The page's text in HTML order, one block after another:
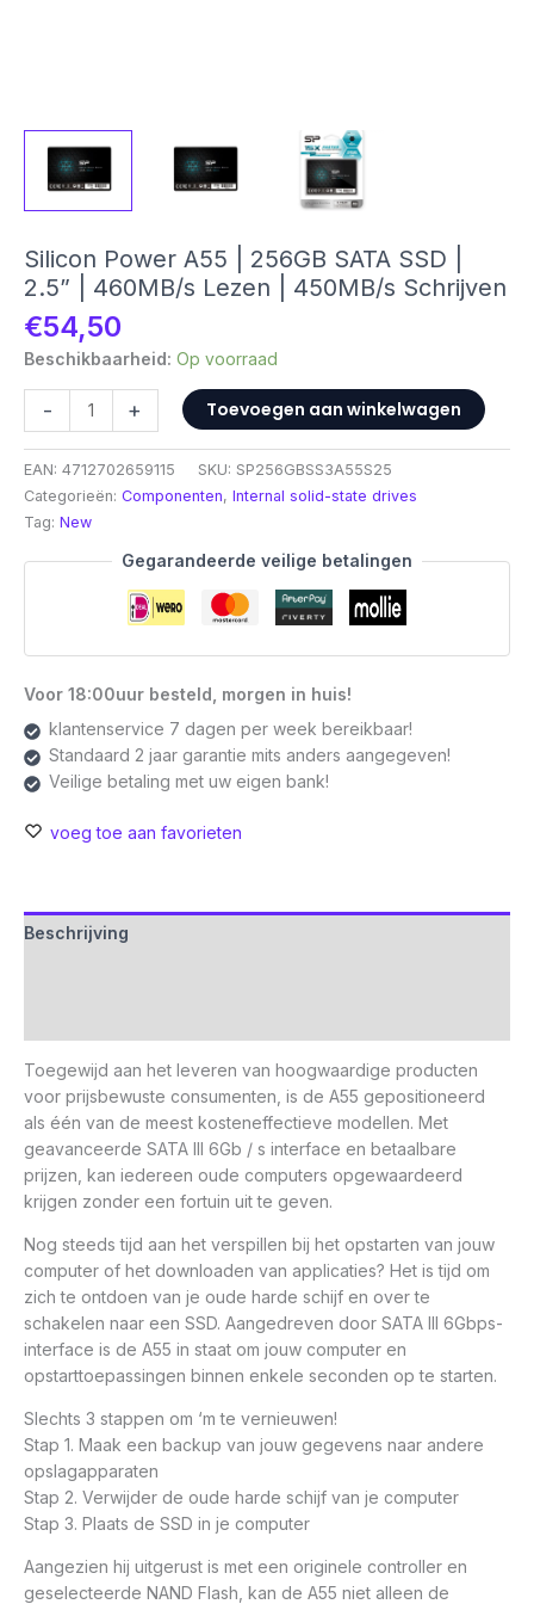
Silicon Power A55 | 256GB SATA SSD |
2.5” | 460MB/s Lezen | 450MB/s Schrijven
€54,50
Beschikbaarheid: Op voorraad
-
Power
A55
|
256GB
SATA
SSD
460MB/s
Lezen
450MB/s
Schrijven
aantal
+ Toevoegen aan winkelwagen
EAN: 4712702659115 SKU: SP256GBSS3A55S25
Categorieën: Componenten, Internal solid-state drives
Tag: New
Gegarandeerde veilige betalingen
Voor 18:00uur besteld, morgen in huis!
klantenservice 7 dagen per week bereikbaar!
Standaard 2 jaar garantie mits anders aangegeven!
Veilige betaling met uw eigen bank!
voeg toe aan favorieten
Beschrijving
Toegewijd aan het leveren van hoogwaardige producten
voor prijsbewuste consumenten, is de A55 gepositioneerd
als één van de meest kosteneffectieve modellen. Met
geavanceerde SATA III 6Gb / s interface en betaalbare
prijzen, kan iedereen oude computers opgewaardeerd
krijgen zonder een fortuin uit te geven.
Nog steeds tijd aan het verspillen bij het opstarten van jouw
computer of het downloaden van applicaties? Het is tijd om
zich te ontdoen van je oude harde schijf en over te
schakelen naar een SSD. Aangedreven door SATA III 6Gbps-
interface is de A55 in staat om jouw computer en
opstarttoepassingen binnen enkele seconden op te starten.
Slechts 3 stappen om ‘m te vernieuwen!
Stap 1. Maak een backup van jouw gegevens naar andere
opslagapparaten
Stap 2. Verwijder de oude harde schijf van je computer
Stap 3. Plaats de SSD in je computer
Aangezien hij uitgerust is met een originele controller en
geselecteerde NAND Flash, kan de A55 niet alleen de